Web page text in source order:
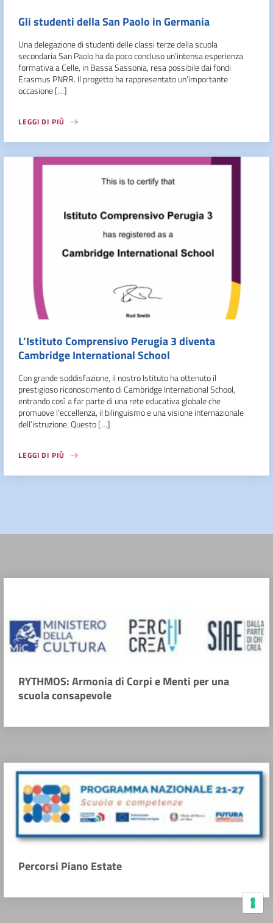
Gli studenti della San Paolo in Germania
Una delegazione di studenti delle classi terze della scuola
secondaria San Paolo ha da poco concluso un’intensa esperienza
formativa a Celle, in Bassa Sassonia, resa possibile dai fondi
Erasmus PNRR. Il progetto ha rappresentato un’importante
occasione […]
LEGGI DI PIÙ
L’Istituto Comprensivo Perugia 3 diventa
Cambridge International School
Con grande soddisfazione, il nostro Istituto ha ottenuto il
prestigioso riconoscimento di Cambridge International School,
entrando così a far parte di una rete educativa globale che
promuove l’eccellenza, il bilinguismo e una visione internazionale
dell’istruzione. Questo […]
LEGGI DI PIÙ
RYTHMOS: Armonia di Corpi e Menti per una
scuola consapevole
Percorsi Piano Estate
Le